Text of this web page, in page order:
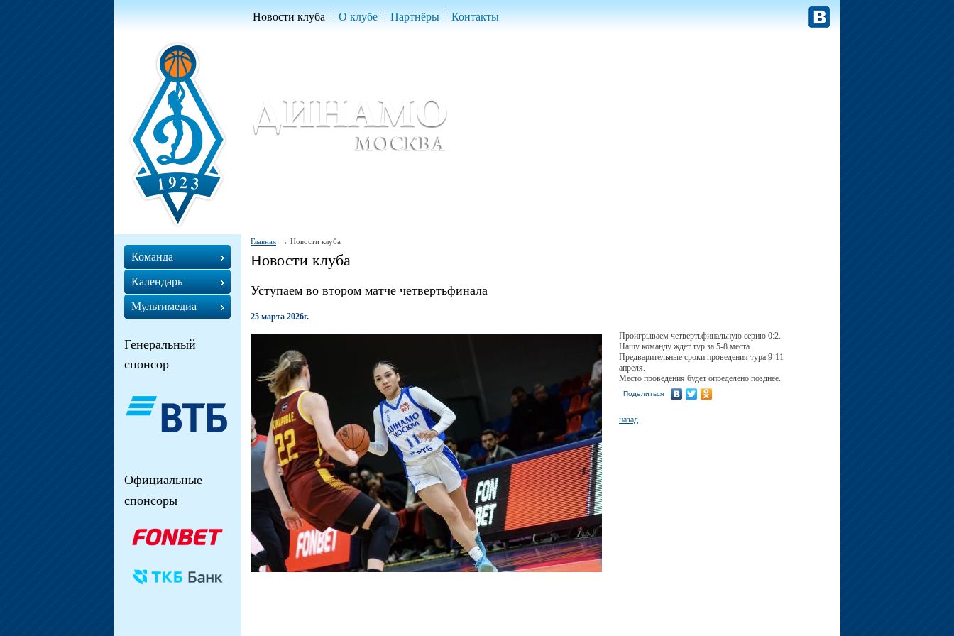
Новости клуба О клубе Партнёры Контакты
Главная Новости клуба
Новости клуба
Уступаем во втором матче четвертьфинала
25 марта 2026г.
Проигрываем четвертьфинальную серию 0:2.
Нашу команду ждет тур за 5-8 места.
Предварительные сроки проведения тура 9-11
апреля.
Место проведения будет определено позднее.
Поделиться
назад
Команда
Календарь
Мультимедиа
Генеральный
спонсор
Официальные
спонсоры